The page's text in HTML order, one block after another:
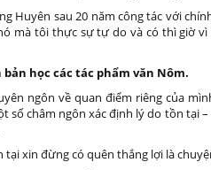
Huyên sau 20 năm công tác với
mà tôi thực sự tự do và có thì giờ
học các tác phẩm văn Nôm.
ngôn về quan điểm riêng của
số châm ngôn xác định lý do tồn tại
tại xin đừng có quên thắng lợi là